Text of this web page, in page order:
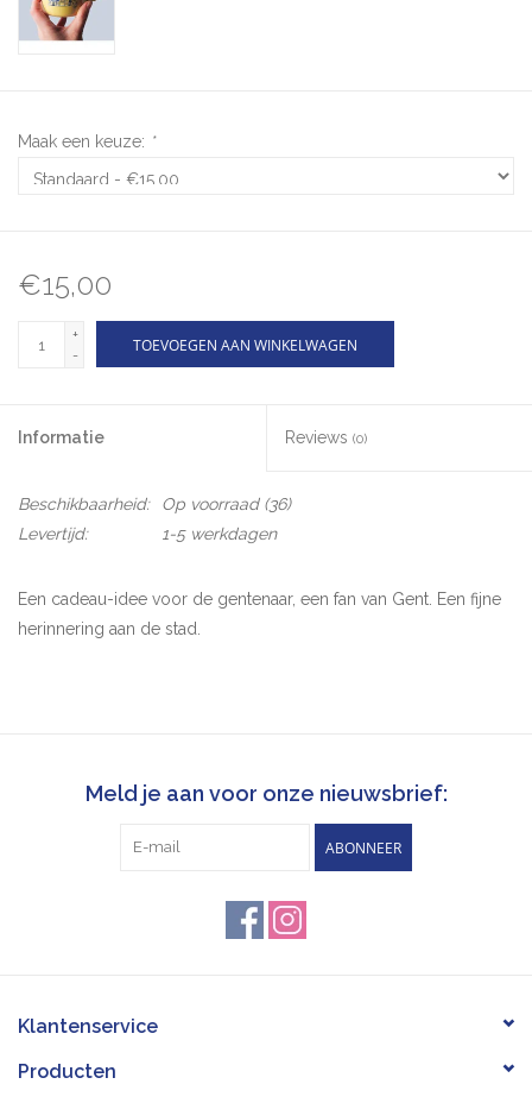
Maak een keuze: *
€15,00
+
-
TOEVOEGEN AAN WINKELWAGEN
Informatie Reviews (0)
Beschikbaarheid: Op voorraad(36)
Levertijd:
1-5 werkdagen
Een cadeau-idee voor de gentenaar, een fan van Gent. Een fijne
herinnering aan de stad.
Meld je aan voor onze nieuwsbrief:
ABONNEER
Klantenservice
Producten